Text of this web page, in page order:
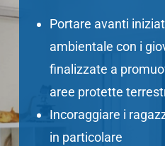
Portare avanti
ambientale con i
finalizzate a
aree protette
Incoraggiare i
in particolare